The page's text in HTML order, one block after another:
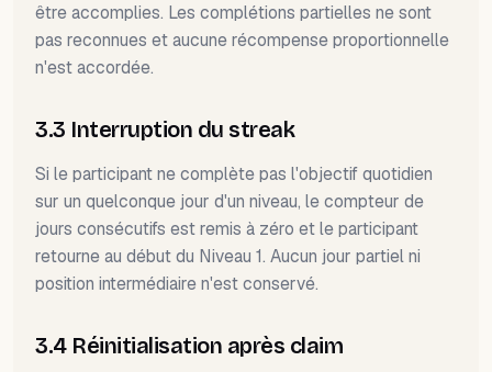
être accomplies. Les complétions partielles ne sont
pas reconnues et aucune récompense proportionnelle
n'est accordée.
3.3 Interruption du streak
Si le participant ne complète pas l'objectif quotidien
sur un quelconque jour d'un niveau, le compteur de
jours consécutifs est remis à zéro et le participant
retourne au début du Niveau 1. Aucun jour partiel ni
position intermédiaire n'est conservé.
3.4 Réinitialisation après claim